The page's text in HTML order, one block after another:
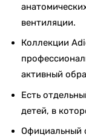
вентиляции.
Коллекции
активный
Есть
детей, в
Официальный